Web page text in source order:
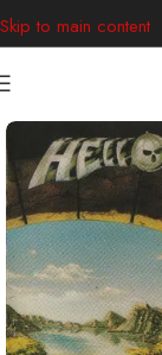
Skip to main content